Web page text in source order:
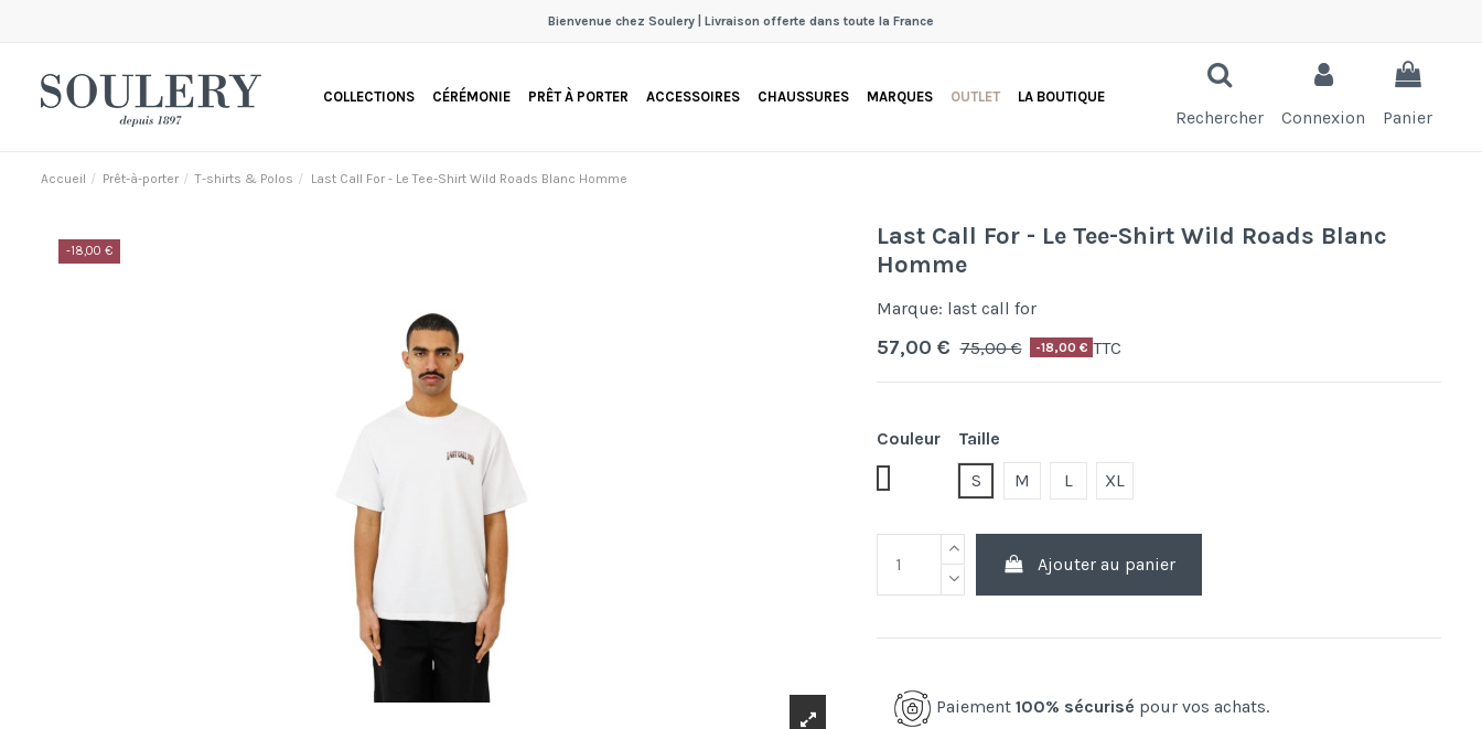
Bienvenue chez Soulery | Livraison offerte dans toute la France
COLLECTIONS CÉRÉMONIE PRÊT À PORTER ACCESSOIRES CHAUSSURES MARQUES OUTLET LA BOUTIQUE
Rechercher Connexion Panier
Accueil Prêt-à-porter T-shirts & Polos Last Call For - Le Tee-Shirt Wild Roads Blanc Homme
-18,00 €
Last Call For - Le Tee-Shirt Wild Roads Blanc
Homme
Marque: last call for
57,00 € 75,00 € -18,00 € TTC
Couleur
Taille
S
M L XL
Ajouter au panier
Paiement100% sécurisé pour vos achats.